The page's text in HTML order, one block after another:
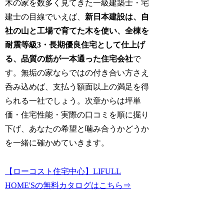
木の家を数多く見てきた一級建築士・宅
建士の目線でいえば、 新日本建設は、自
社の山と工場で育てた木を使い、全棟を
耐震等級3・長期優良住宅として仕上げ
る、品質の筋が一本通った住宅会社で
す。無垢の家ならではの付き合い方さえ
呑み込めば、支払う額面以上の満足を得
られる一社でしょう。次章からは坪単
価・住宅性能・実際の口コミを順に掘り
下げ、あなたの希望と噛み合うかどうか
を一緒に確かめていきます。
【ローコスト住宅中心】LIFULL
HOME'Sの無料カタログはこちら⇒